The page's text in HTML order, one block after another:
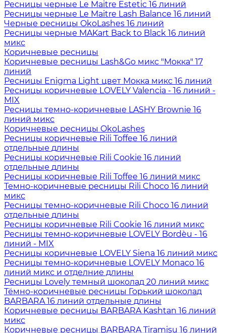
Ресницы черные Le Maitre Estetic 16 линий
Ресницы черные Le Maitre Lash Balance 16 линий
Черные ресницы OkoLashes 16 линий
Ресницы черные MAKart Back to Black 16 линий
микс
Коричневые ресницы
Коричневые ресницы Lash&Go микс "Мокка" 17
линий
Ресницы Enigma Light цвет Мокка микс 16 линий
Ресницы коричневые LOVELY Valencia - 16 линий -
MIX
Ресницы темно-коричневые LASHY Brownie 16
линий микс
Коричневые ресницы OkoLashes
Ресницы коричневые Rili Toffee 16 линий
отдельные длины
Ресницы коричневые Rili Cookie 16 линий
отдельные длины
Ресницы коричневые Rili Toffee 16 линий микс
Темно-коричневые ресницы Rili Choco 16 линий
микс
Ресницы темно-коричневые Rili Choco 16 линий
отдельные длины
Ресницы коричневые Rili Cookie 16 линий микс
Ресницы темно-коричневые LOVELY Bordèu - 16
линий - MIX
Ресницы коричневые LOVELY Siena 16 линий микс
Ресницы темно-коричневые LOVELY Monaco 16
линий микс и отделние длины
Ресницы Lovely темный шоколад 20 линий микс
Тёмно-коричневые ресницы Горький шоколад
BARBARA 16 линий отдельные длины
Коричневые ресницы BARBARA Kashtan 16 линий
микс
Коричневые ресницы BARBARA Tiramisu 16 линий